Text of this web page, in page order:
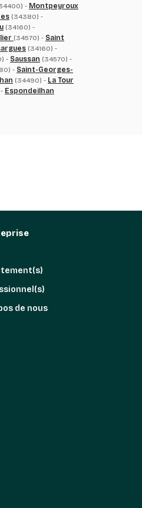
- Montpeyroux
(34380) -
(34160) -
(34570) - Saint
(34160) -
- Saussan (34570) -
- Saint-Georges-
(34490) - La Tour
Espondeilhan
de nous